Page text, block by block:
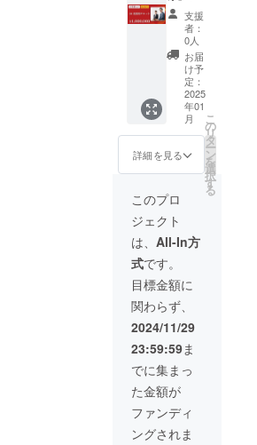
差し引
かせて
頂きま
す。 ※
企業側
に管理
画面が
実装さ
れ次第
個別で
順次
メール
でご案
内しま
す。 ※
有効期
限：
2025年
1月から
2026年
12月31
日まで
情報の
登録 ③
登録し
た職種
の審査
④求人
応募を
公開 ⑤
求職者
からの
応募 ⑥
企業側
の選考
⑦採用
⑧採用
報告 ⑨
紹介料
のお支
払い ※
チケッ
ト分で
差し引
かせて
頂きま
す。 ※
企業側
に管理
画面が
実装さ
れ次第
個別で
名採用
できる
チケッ
ト ●10
名採用
できる
チケッ
トをお
届けい
たしま
す。 ・
下記の
流れで
ご対応
いたし
ます。
①企業
が情報
の登録
②欲し
い職種
情報の
登録 ③
登録し
た職種
の審査
④求人
応募を
公開 ⑤
求職者
からの
支援
者：
0人
お届
け予
定：
2025
年01
月
詳細を見る
こ
の
リ
タ
ー
ン
を
選
択
す
る
このプロ
ジェクト
は、 All-In方
式です。
目標金額に
関わらず、
2024/11/29
23:59:59ま
でに集まっ
た金額が
ファンディ
ングされま